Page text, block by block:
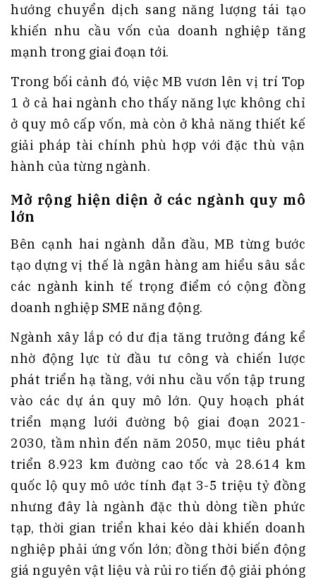
hướng chuyển dịch sang năng lượng tái tạo
khiến nhu cầu vốn của doanh nghiệp tăng
mạnh trong giai đoạn tới.
Trong bối cảnh đó, việc MB vươn lên vị trí Top
1 ở cả hai ngành cho thấy năng lực không chỉ
ở quy mô cấp vốn, mà còn ở khả năng thiết kế
giải pháp tài chính phù hợp với đặc thù vận
hành của từng ngành.
Mở rộng hiện diện ở các ngành quy mô
lớn
Bên cạnh hai ngành dẫn đầu, MB từng bước
tạo dựng vị thế là ngân hàng am hiểu sâu sắc
các ngành kinh tế trọng điểm có cộng đồng
doanh nghiệp SME năng động.
Ngành xây lắp có dư địa tăng trưởng đáng kể
nhờ động lực từ đầu tư công và chiến lược
phát triển hạ tầng, với nhu cầu vốn tập trung
vào các dự án quy mô lớn. Quy hoạch phát
triển mạng lưới đường bộ giai đoạn 2021-
2030, tầm nhìn đến năm 2050, mục tiêu phát
triển 8.923 km đường cao tốc và 28.614 km
quốc lộ quy mô ước tính đạt 3-5 triệu tỷ đồng
nhưng đây là ngành đặc thù dòng tiền phức
tạp, thời gian triển khai kéo dài khiến doanh
nghiệp phải ứng vốn lớn; đồng thời biến động
giá nguyên vật liệu và rủi ro tiến độ giải phóng